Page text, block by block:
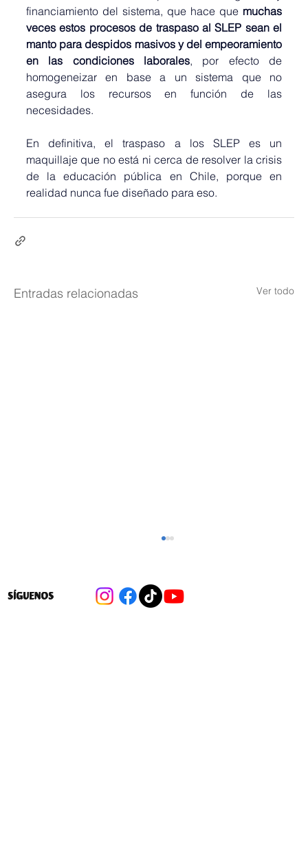
financiamiento del sistema, que hace que muchas
veces estos procesos de traspaso al SLEP sean el
manto para despidos masivos y del empeoramiento
en las condiciones laborales, por efecto de
homogeneizar en base a un sistema que no
asegura los recursos en función de las
necesidades.
En definitiva, el traspaso a los SLEP es un
maquillaje que no está ni cerca de resolver la crisis
de la educación pública en Chile, porque en
realidad nunca fue diseñado para eso.
Entradas relacionadas Ver todo
SÍGUENOS